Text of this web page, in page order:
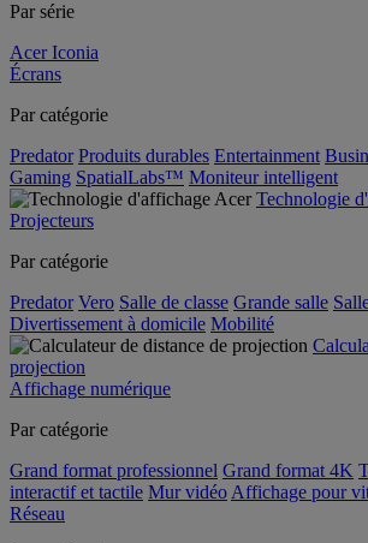
Par série
Acer Iconia
Écrans
Par catégorie
Predator Produits durables Entertainment
Gaming SpatialLabs™ Moniteur intelligent
Technologie
Projecteurs
Par catégorie
Predator Vero Salle de classe Grande salle
Divertissement à domicile Mobilité
projection
Affichage numérique
Par catégorie
Grand format professionnel Grand format 4K
interactif et tactile Mur vidéo Affichage pour
Réseau